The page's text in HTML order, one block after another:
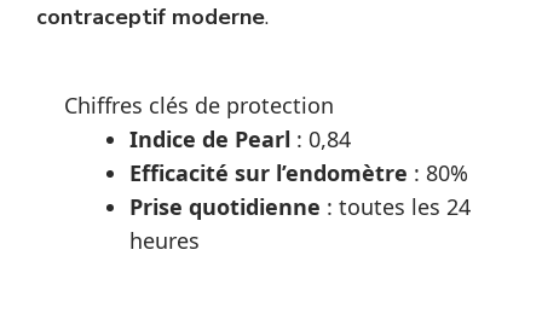
contraceptif moderne.
Chiffres clés de protection
Indice de Pearl : 0,84
Efficacité sur l’endomètre : 80%
Prise quotidienne : toutes les 24
heures